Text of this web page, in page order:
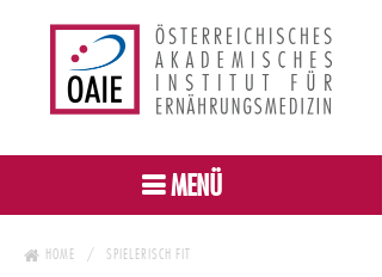
MENÜ
HOME SPIELERISCH FIT